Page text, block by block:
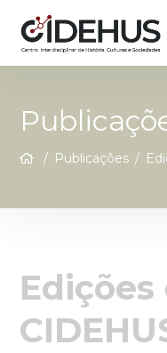
content
/ Publicações /
Edições